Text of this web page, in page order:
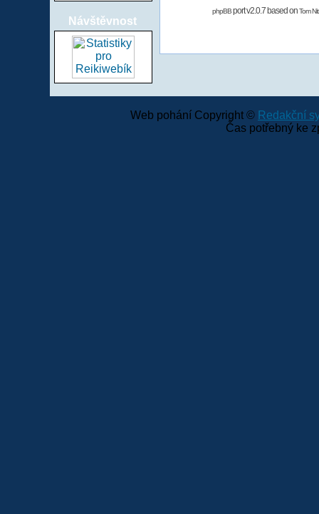
Návštěvnost
phpBBport v2.0.7 based onTom
Web pohání Copyright © Redakční
Čas potřebný ke